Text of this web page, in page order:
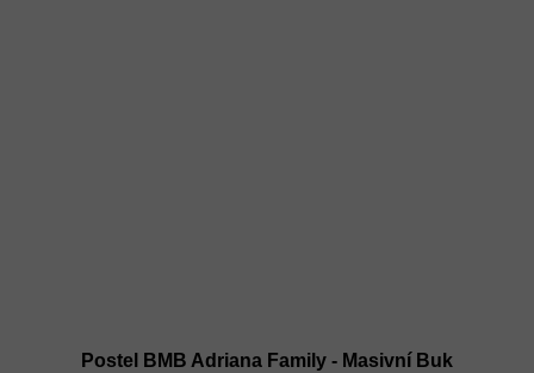
Postel BMB Adriana Family - Masivní Buk